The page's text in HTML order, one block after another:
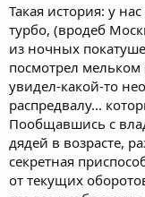
ы
л
а
Такая история: у
турбо, (вродеб
из ночных
посмотрел мельком
увидел-какой-то
распредвалу...
Пообщавшись с
дядей в возрасте,
секретная
от текущих